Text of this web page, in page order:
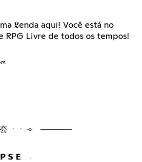
𝕷enda aqui! Você está no
RPG Livre de todos os tempos!
ㆍㆍ ⟢ ⠀ ⠀
𝗦 𝗘⠀ ˒